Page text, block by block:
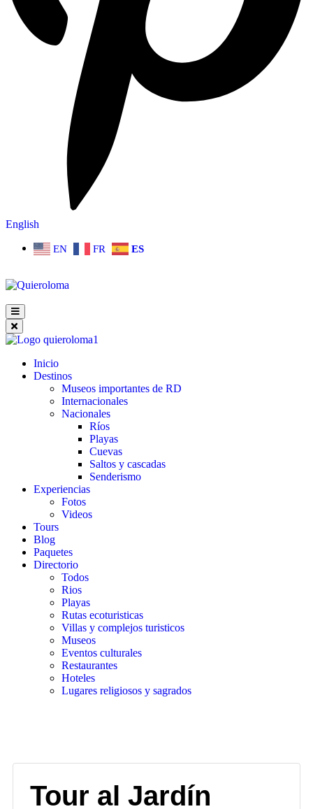
English
EN FR ES
Inicio
Destinos
Museos importantes de RD
Internacionales
Nacionales
Ríos
Playas
Cuevas
Saltos y cascadas
Senderismo
Experiencias
Fotos
Videos
Tours
Blog
Paquetes
Directorio
Todos
Rios
Playas
Rutas ecoturisticas
Villas y complejos turisticos
Museos
Eventos culturales
Restaurantes
Hoteles
Lugares religiosos y sagrados
Tour al Jardín